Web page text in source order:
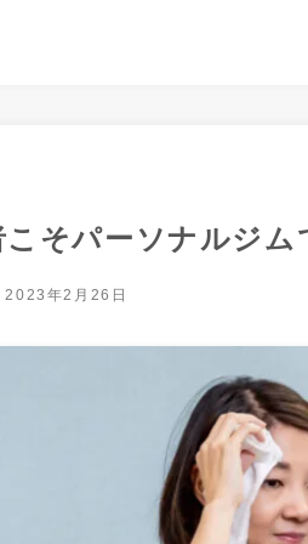
こそパーソナルジ
2023年2月26日